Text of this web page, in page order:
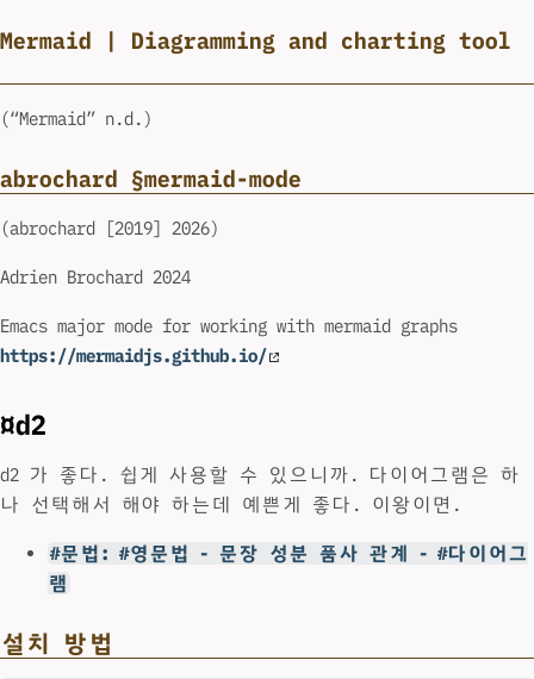
Mermaid | Diagramming and charting tool
(“Mermaid” n.d.)
abrochard §mermaid-mode
(abrochard [2019] 2026)
Adrien Brochard 2024
Emacs major mode for working with mermaid graphs
https://mermaidjs.github.io/
¤d2
d2 가 좋다. 쉽게 사용할 수 있으니까. 다이어그램은 하
나 선택해서 해야 하는데 예쁜게 좋다. 이왕이면.
#문법: #영문법 - 문장 성분 품사 관계 - #다이어그
램
설치 방법